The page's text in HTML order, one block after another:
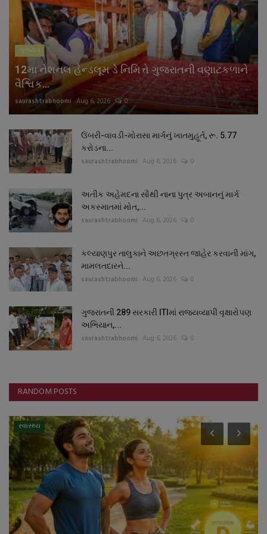
નાણાંકીય સમાચાર
સ્થાનિક સમાચાર
સ્પોર્ટ્સ
રાશિફળ
ગુનાખોરી
બોલિવૂડ
સ્વાસ્થ્ય
ગુજરાત
12મા નેશનલ હેન્ડલૂમ ડે નિમિત્તે ગુજરાતની વણાટકળાને
વૈશ્વિક...
saurashtrabhoomi Aug 6, 2026 0
ઉંબરી-વાવડી-મોરાસા માર્ગનું ખાતમુહૂર્ત, રૂ. 5.77
કરોડના...
saurashtrabhoomi Aug 6, 2026 0
અતીક અહેમદના સૌથી નાના પુત્ર અબાનનું માર્ગ
અકસ્માતમાં મોત,...
saurashtrabhoomi Aug 6, 2026 0
કલ્યાણપુર તાલુકાને અછતગ્રસ્ત જાહેર કરવાની માંગ,
મામલતદારને...
saurashtrabhoomi Aug 6, 2026 0
ગુજરાતની 289 સરકારી ITIમાં રાજ્યવ્યાપી વૃક્ષારોપણ
અભિયાન,...
saurashtrabhoomi Aug 6, 2026 0
RANDOM POSTS
સ્વાસ્થ્ય